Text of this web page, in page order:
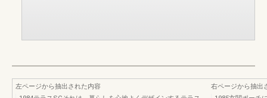
左ページから抽出された内容
右ページから抽出